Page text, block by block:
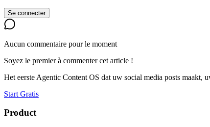
Se connecter
Aucun commentaire pour le moment
Soyez le premier à commenter cet article !
Het eerste Agentic Content OS dat uw social media posts
Start Gratis
Product